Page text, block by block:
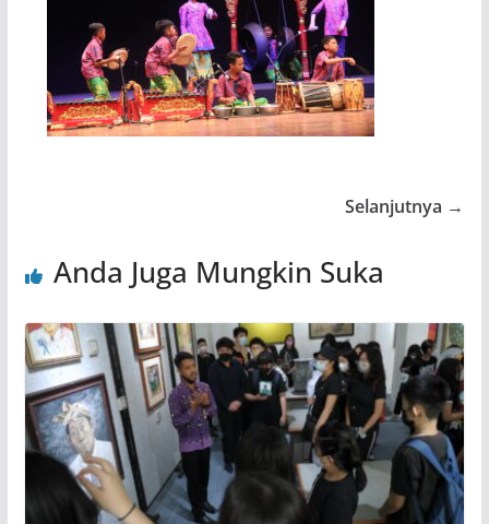
Selanjutnya →
Anda Juga Mungkin Suka